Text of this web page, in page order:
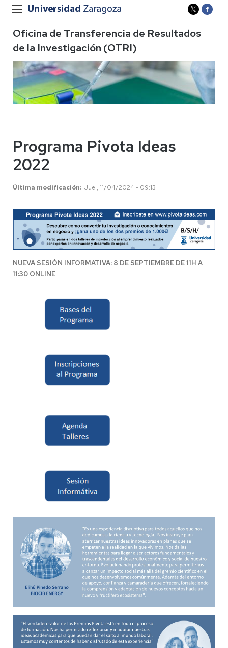
Oficina de Transferencia de Resultados
de la Investigación (OTRI)
Programa Pivota Ideas
2022
Última modificación Jue , 11/04/2024 - 09:13
NUEVA SESIÓN INFORMATIVA: 8 DE SEPTIEMBRE DE 11H A
11:30 ONLINE